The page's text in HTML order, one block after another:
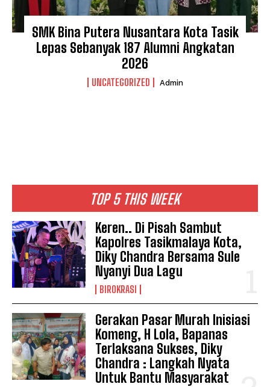
SMK Bina Putera Nusantara Kota Tasik
Lepas Sebanyak 187 Alumni Angkatan
2026
UNCATEGORIZED Admin
TOP 5 THIS WEEK
Keren.. Di Pisah Sambut
Kapolres Tasikmalaya Kota,
Diky Chandra Bersama Sule
Nyanyi Dua Lagu
BIROKRASI
Gerakan Pasar Murah Inisiasi
Komeng, H Lola, Bapanas
Terlaksana Sukses, Diky
Chandra : Langkah Nyata
Untuk Bantu Masyarakat